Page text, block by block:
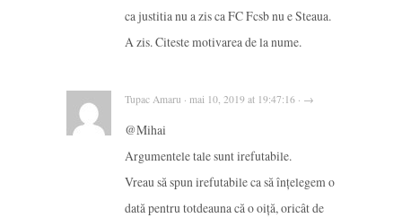
ca justitia nu a zis ca FC Fcsb nu e Steaua.
A zis. Citeste motivarea de la nume.
Tupac Amaru · mai 10, 2019 at 19:47:16 · →
@Mihai
Argumentele tale sunt irefutabile.
Vreau să spun irefutabile ca să înțelegem o
dată pentru totdeauna că o oiță, oricât de